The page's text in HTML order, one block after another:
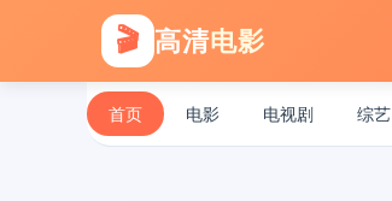
🎬 高清电影
首页 电影 电视剧 综艺